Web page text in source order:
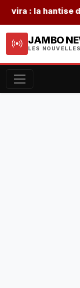
: la hantise du
JAMBO
LES